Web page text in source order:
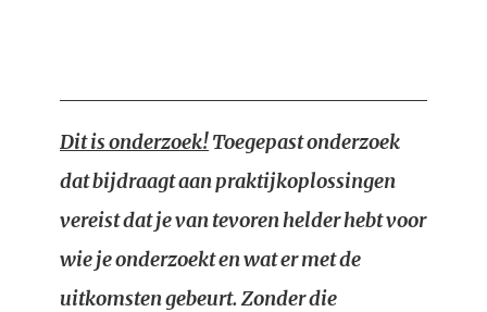
Dit is onderzoek!Toegepast onderzoek
dat bijdraagt aan praktijkoplossingen
vereist dat je van tevoren helder hebt voor
wie je onderzoekt en wat er met de
uitkomsten gebeurt. Zonder die